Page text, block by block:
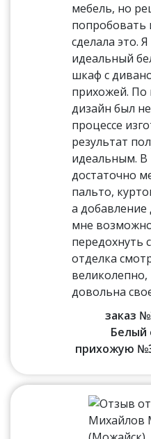
мебель, но
попробовать
сделала это.
идеальный
шкаф с
прихожей. По
дизайн был
процессе
результат
идеальным.
достаточно
пальто,
а добавление
мне
передохнуть
отделка
великолепно,
довольна
заказ
Белый
прихожую